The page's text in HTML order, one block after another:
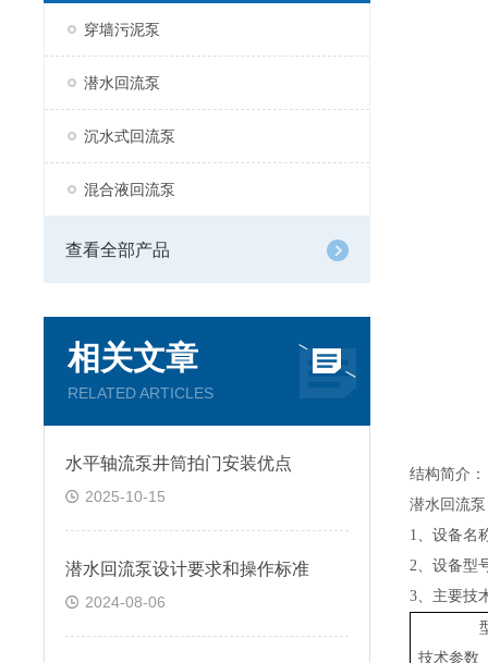
穿墙污泥泵
潜水回流泵
沉水式回流泵
混合液回流泵
查看全部产品
相关文章
RELATED ARTICLES
水平轴流泵井筒拍门安装优点
2025-10-15
潜水回流泵设计要求和操作标准
2024-08-06
结构简介：
潜水回流泵
1、设
2、设备
3、主要技
型
技术参数